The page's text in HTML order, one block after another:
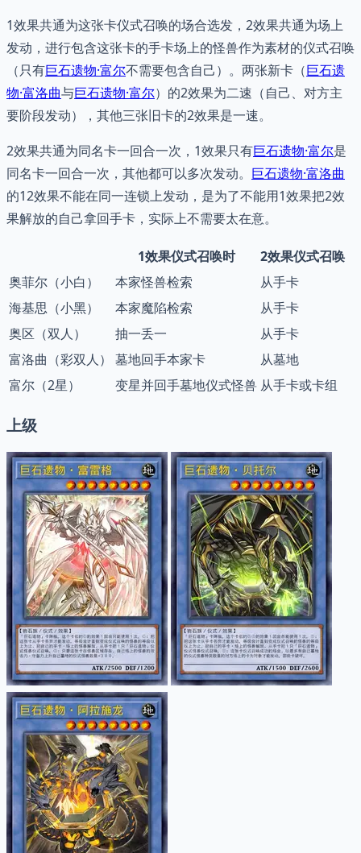
1效果共通为这张卡仪式召唤的场合选发，2效果共通为场上
发动，进行包含这张卡的手卡场上的怪兽作为素材的仪式召唤
（只有巨石遗物·富尔不需要包含自己）。两张新卡（巨石遗
物·富洛曲与巨石遗物·富尔）的2效果为二速（自己、对方主
要阶段发动），其他三张旧卡的2效果是一速。
2效果共通为同名卡一回合一次，1效果只有巨石遗物·富尔是
同名卡一回合一次，其他都可以多次发动。 巨石遗物·富洛曲
的12效果不能在同一连锁上发动，是为了不能用1效果把2效
果解放的自己拿回手卡，实际上不需要太在意。
1效果仪式召唤时
2效果仪式召唤
奥菲尔（小白）
本家怪兽检索
从手卡
海基思（小黑）
本家魔陷检索
从手卡
奥区（双人）
抽一丢一
从手卡
富洛曲（彩双人）
墓地回手本家卡
从墓地
富尔（2星）
变星并回手墓地仪式怪兽 从手卡或卡组
上级